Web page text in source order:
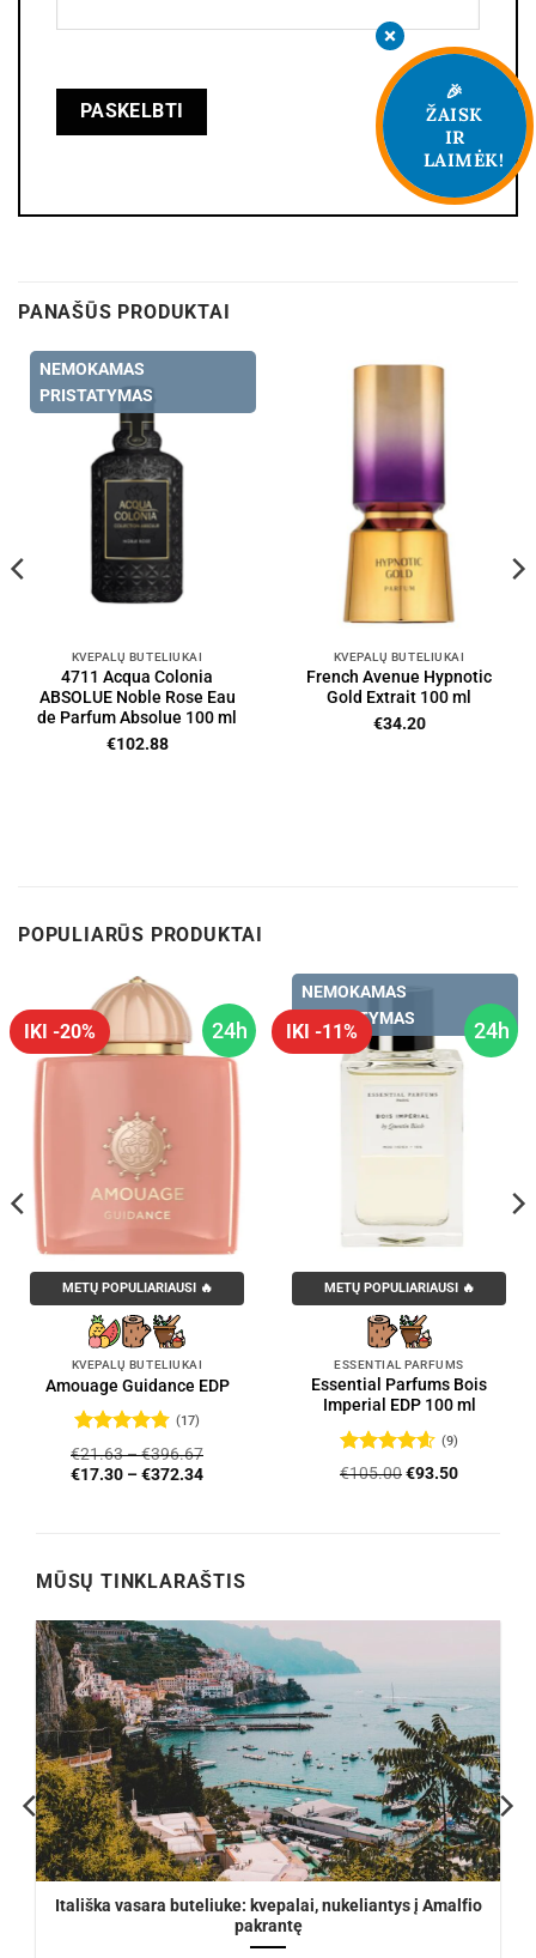
PANAŠŪS PRODUKTAI
NEMOKAMAS
PRISTATYMAS
KVEPALŲ BUTELIUKAI
4711 Acqua Colonia
ABSOLUE Noble Rose Eau
de Parfum Absolue 100 ml
€102.88
KVEPALŲ BUTELIUKAI
French Avenue Hypnotic
Gold Extrait 100 ml
€34.20
POPULIARŪS PRODUKTAI
24h
IKI -20%
METŲ POPULIARIAUSI 🔥
KVEPALŲ BUTELIUKAI
Amouage Guidance EDP
Įvertinimas:
4.76iš 5
(17)
€21.63–€396.67
€17.30 –€372.34
24h
IKI -11%
NEMOKAMAS
PRISTATYMAS
METŲ POPULIARIAUSI 🔥
ESSENTIAL PARFUMS
Essential Parfums Bois
Imperial EDP 100 ml
Įvertinimas:
(9)
€105.00Original
€93.50Current
MŪSŲ TINKLARAŠTIS
Itališka vasara buteliuke: kvepalai, nukeliantys į Amalfio
pakrantę
🎉
ŽAISK
IR
LAIMĖK!